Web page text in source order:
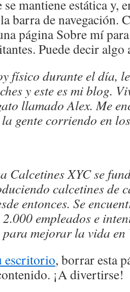
mantiene estática y,
barra de navegación.
página Sobre mí
Puede decir algo
físico durante el día,
y este es mi blog.
llamado Alex. Me
gente corriendo en
Calcetines XYC se
calcetines de
entonces. Se
empleados e
para mejorar la vida en
escritorio, borrar esta
¡A divertirse!